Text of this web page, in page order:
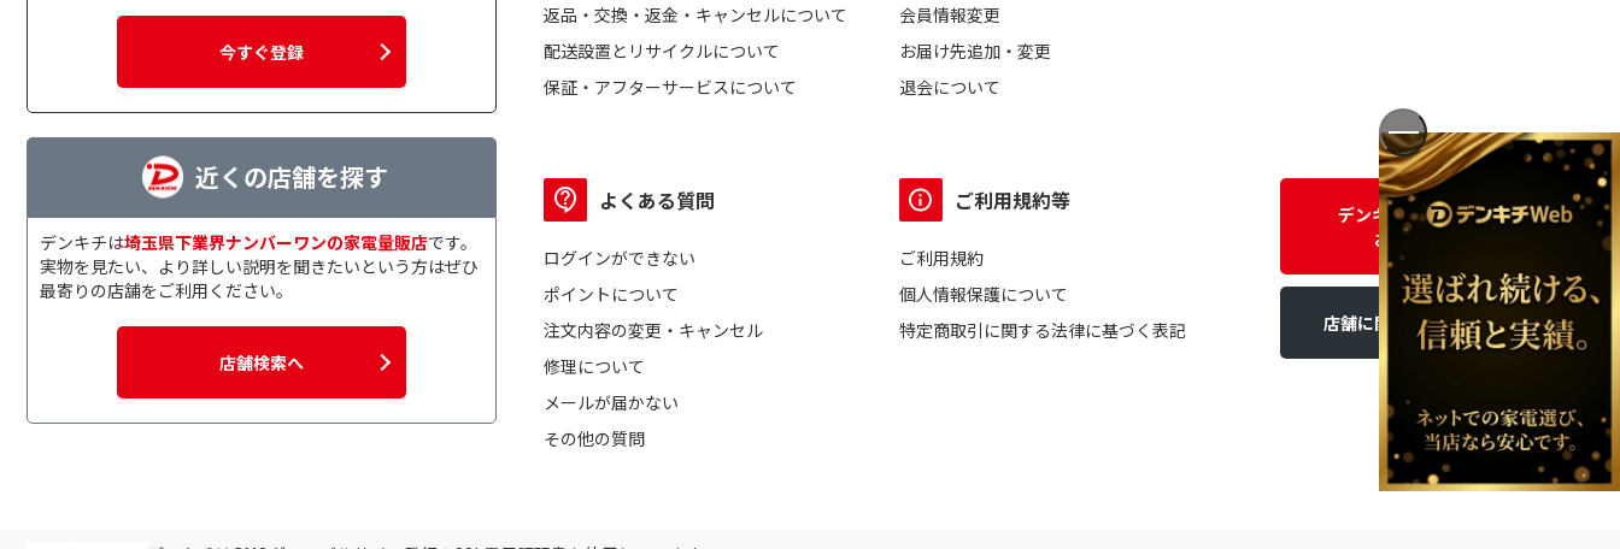
今すぐ登録
近くの店舗を探す
デンキチは埼玉県下業界ナンバーワンの家電量販店です。
実物を見たい、より詳しい説明を聞きたいという方はぜひ
最寄りの店舗をご利用ください。
店舗検索へ
返品・交換・返金・キャンセルについて
配送設置とリサイクルについて
保証・アフターサービスについて
会員情報変更
お届け先追加・変更
退会について
よくある質問
ログインができない
ポイントについて
注文内容の変更・キャンセル
修理について
メールが届かない
その他の質問
ご利用規約等
ご利用規約
個人情報保護について
特定商取引に関する法律に基づく表記
デンキチWEBに関する
お問い合わせ
店舗に関するお問い合わせ